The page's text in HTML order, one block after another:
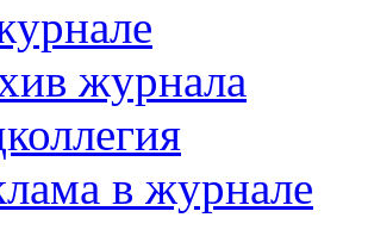
журнала
в журнале